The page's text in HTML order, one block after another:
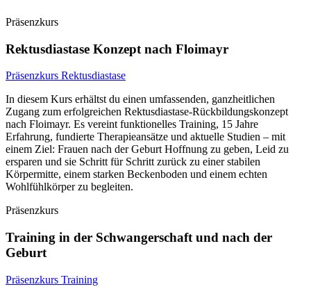
Präsenzkurs
Rektusdiastase Konzept nach Floimayr
Präsenzkurs Rektusdiastase
In diesem Kurs erhältst du einen umfassenden, ganzheitlichen
Zugang zum erfolgreichen Rektusdiastase-Rückbildungskonzept
nach Floimayr. Es vereint funktionelles Training, 15 Jahre
Erfahrung, fundierte Therapieansätze und aktuelle Studien – mit
einem Ziel: Frauen nach der Geburt Hoffnung zu geben, Leid zu
ersparen und sie Schritt für Schritt zurück zu einer stabilen
Körpermitte, einem starken Beckenboden und einem echten
Wohlfühlkörper zu begleiten.
Präsenzkurs
Training in der Schwangerschaft und nach der
Geburt
Präsenzkurs Training